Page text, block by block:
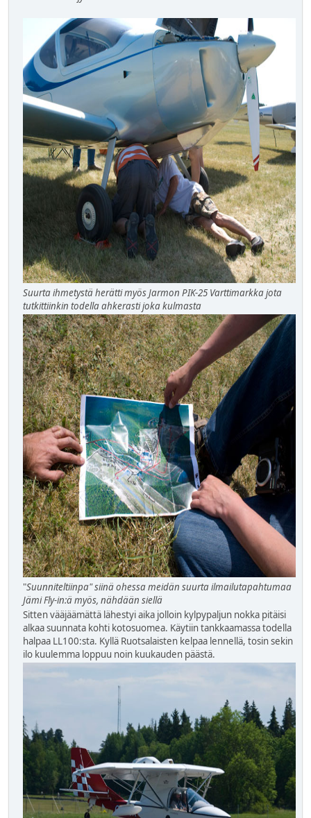
Suurta ihmetystä herätti myös Jarmon PIK-25 Varttimarkka jota
tutkittiinkin todella ahkerasti joka kulmasta
"Suunniteltiinpa" siinä ohessa meidän suurta ilmailutapahtumaa
Jämi Fly-in:ä myös, nähdään siellä
Sitten vääjäämättä lähestyi aika jolloin kylpypaljun nokka pitäisi
alkaa suunnata kohti kotosuomea. Käytiin tankkaamassa todella
halpaa LL100:sta. Kyllä Ruotsalaisten kelpaa lennellä, tosin sekin
ilo kuulemma loppuu noin kuukauden päästä.